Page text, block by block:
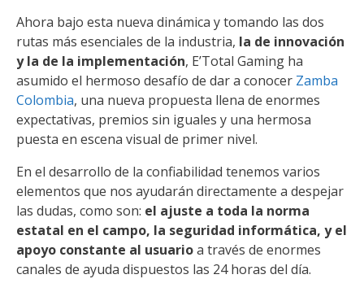
Ahora bajo esta nueva dinámica y tomando las dos
rutas más esenciales de la industria, la de innovación
y la de la implementación, E’Total Gaming ha
asumido el hermoso desafío de dar a conocer Zamba
Colombia, una nueva propuesta llena de enormes
expectativas, premios sin iguales y una hermosa
puesta en escena visual de primer nivel.
En el desarrollo de la confiabilidad tenemos varios
elementos que nos ayudarán directamente a despejar
las dudas, como son: el ajuste a toda la norma
estatal en el campo, la seguridad informática, y el
apoyo constante al usuarioa través de enormes
canales de ayuda dispuestos las 24 horas del día.